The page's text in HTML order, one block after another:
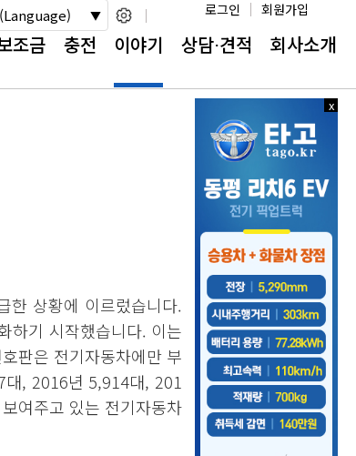
로그인 회원가입
조금 충전 이야기 상담⋅견적 회사소개
한 상황에 이르렀습니다.
하기 시작했습니다. 이는
판은 전기자동차에만 부
, 2016년 5,914대, 201
여주고 있는 전기자동차
x
x